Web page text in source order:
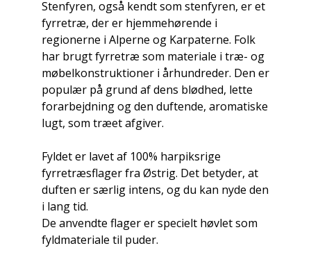
Stenfyren, også kendt som stenfyren, er et
fyrretræ, der er hjemmehørende i
regionerne i Alperne og Karpaterne. Folk
har brugt fyrretræ som materiale i træ- og
møbelkonstruktioner i århundreder. Den er
populær på grund af dens blødhed, lette
forarbejdning og den duftende, aromatiske
lugt, som træet afgiver.
Fyldet er lavet af 100% harpiksrige
fyrretræsflager fra Østrig. Det betyder, at
duften er særlig intens, og du kan nyde den
i lang tid.
De anvendte flager er specielt høvlet som
fyldmateriale til puder.